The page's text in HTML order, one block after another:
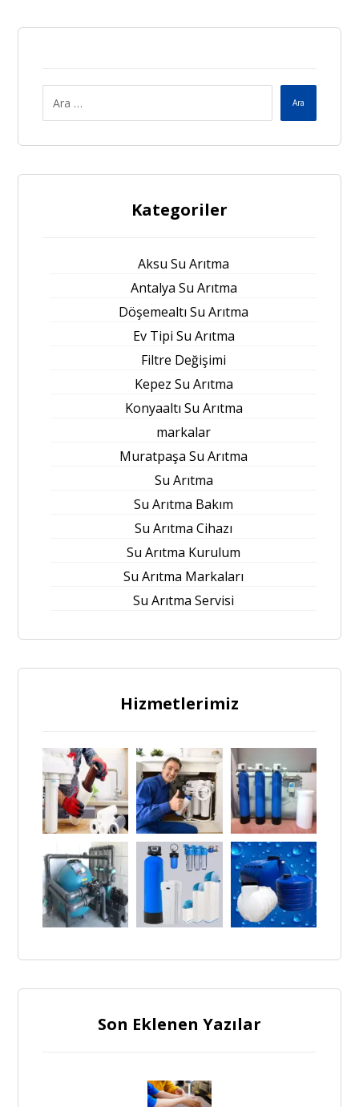
Ara
Kategoriler
Aksu Su Arıtma
Antalya Su Arıtma
Döşemealtı Su Arıtma
Ev Tipi Su Arıtma
Filtre Değişimi
Kepez Su Arıtma
Konyaaltı Su Arıtma
markalar
Muratpaşa Su Arıtma
Su Arıtma
Su Arıtma Bakım
Su Arıtma Cihazı
Su Arıtma Kurulum
Su Arıtma Markaları
Su Arıtma Servisi
Hizmetlerimiz
Son Eklenen Yazılar